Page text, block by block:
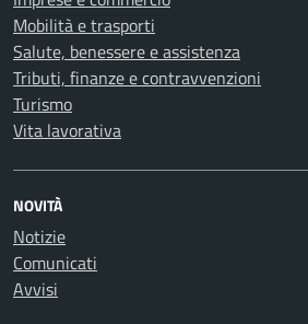
Mobilità e trasporti
Salute, benessere e assistenza
Tributi, finanze e contravvenzioni
Turismo
Vita lavorativa
NOVITÀ
Notizie
Comunicati
Avvisi